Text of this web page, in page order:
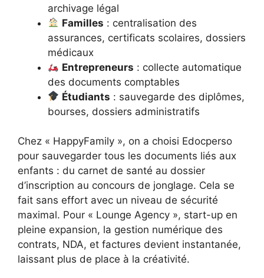
archivage légal
Familles : centralisation des
assurances, certificats scolaires, dossiers
médicaux
Entrepreneurs : collecte automatique
des documents comptables
Étudiants : sauvegarde des diplômes,
bourses, dossiers administratifs
Chez « HappyFamily », on a choisi Edocperso
pour sauvegarder tous les documents liés aux
enfants : du carnet de santé au dossier
d’inscription au concours de jonglage. Cela se
fait sans effort avec un niveau de sécurité
maximal. Pour « Lounge Agency », start-up en
pleine expansion, la gestion numérique des
contrats, NDA, et factures devient instantanée,
laissant plus de place à la créativité.